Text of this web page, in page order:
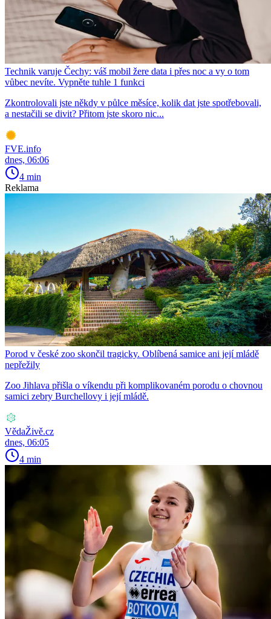
Technik varuje Čechy: váš mobil žere data i přes noc a vy o tom
vůbec nevíte. Vypněte tuhle 1 funkci
Zkontrolovali jste někdy v půlce měsíce, kolik dat jste spotřebovali,
a nestačili se divit? Přitom jste skoro nic...
FVE.info
dnes, 06:06
4 min
Reklama
Porod v české zoo skončil tragicky. Oblíbená samice ani její mládě
nepřežily
Zoo Jihlava přišla o víkendu při komplikovaném porodu o chovnou
samici zebry Burchellovy i její mládě.
VědaŽivě.cz
dnes, 06:05
4 min